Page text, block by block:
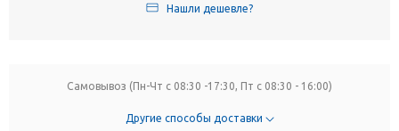
Нашли дешевле?
Самовывоз (Пн-Чт с 08:30 -17:30, Пт с 08:30 - 16:00)
Другие способы доставки